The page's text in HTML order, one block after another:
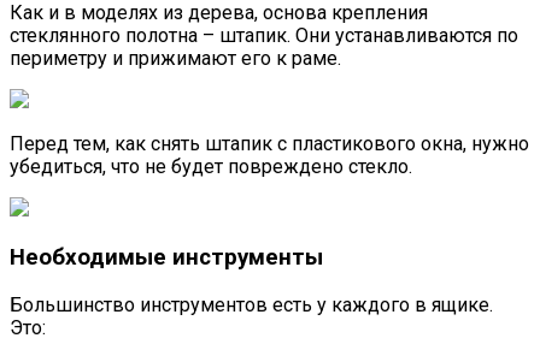
Как и в моделях из дерева, основа крепления
стеклянного полотна – штапик. Они устанавливаются по
периметру и прижимают его к раме.
Перед тем, как снять штапик с пластикового окна, нужно
убедиться, что не будет повреждено стекло.
Необходимые инструменты
Большинство инструментов есть у каждого в ящике.
Это: